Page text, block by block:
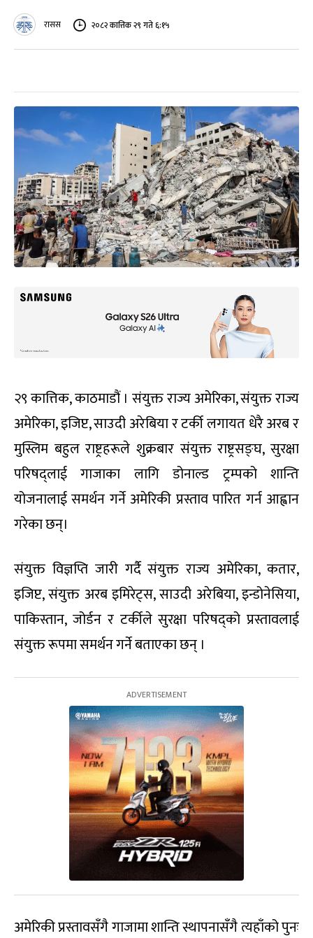
रासस २०८२ कात्तिक २९ गते ६:१५
२९ कात्तिक, काठमाडौं । संयुक्त राज्य अमेरिका, संयुक्त राज्य
अमेरिका, इजिप्ट, साउदी अरेबिया र टर्की लगायत धेरै अरब र
मुस्लिम बहुल राष्ट्रहरूले शुक्रबार संयुक्त राष्ट्रसङ्घ, सुरक्षा
परिषद्लाई गाजाका लागि डोनाल्ड ट्रम्पको शान्ति
योजनालाई समर्थन गर्ने अमेरिकी प्रस्ताव पारित गर्न आह्वान
गरेका छन्।
संयुक्त विज्ञप्ति जारी गर्दै संयुक्त राज्य अमेरिका, कतार,
इजिप्ट, संयुक्त अरब इमिरेट्स, साउदी अरेबिया, इन्डोनेसिया,
पाकिस्तान, जोर्डन र टर्कीले सुरक्षा परिषद्को प्रस्तावलाई
संयुक्त रूपमा समर्थन गर्ने बताएका छन् ।
अमेरिकी प्रस्तावसँगै गाजामा शान्ति स्थापनासँगै त्यहाँको पुनः